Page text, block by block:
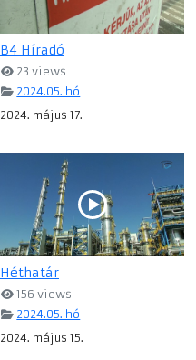
B4 Híradó
23 views
2024.05. hó
2024. május 17.
Héthatár
156 views
2024.05. hó
2024. május 15.